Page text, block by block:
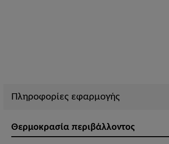
Πληροφορίες εφαρμογής
Θερμοκρασία περιβάλλοντος